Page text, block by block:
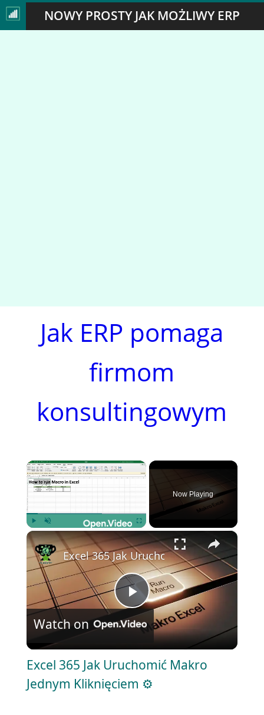
NOWY PROSTY JAK MOŻLIWY ERP
Jak ERP pomaga
firmom
konsultingowym
×
Play Unmute Fullscreen
Now Playing
×
P
l
a
Excel 365 Jak Uruchomić Makro
Watch on
Excel 365 Jak Uruchomić Makro
Jednym Kliknięciem ⚙️